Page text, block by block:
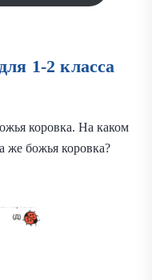
1-2 класса
коровка. На каком
же божья коровка?